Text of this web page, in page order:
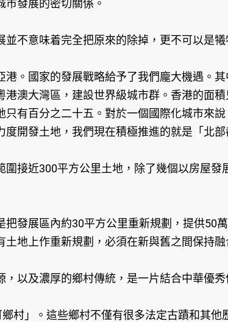
發展的密切關係。
意味着完全把原來的除掉，更不可以是犧
國家的發展戰略給予了我們龐大機遇。
澳大灣區，建設世界級城市群。香港的面
有百分之二十五。對於一個國際化城市來
開發土地，我們現在積極推進的就是「北部
近300平方公里土地，除了幾個以房屋發
展區內約30平方公里重新規劃，提供50
地上作重新規劃，必須在新與舊之間保持
及濃厚的鄉村傳統，是一片結合中華優秀
」。這些鄉村不僅有很多法定古蹟和其他